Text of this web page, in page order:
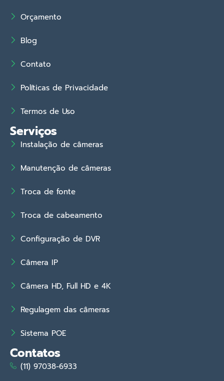
Orçamento
Blog
Contato
Políticas de Privacidade
Termos de Uso
Serviços
Instalação de câmeras
Manutenção de câmeras
Troca de fonte
Troca de cabeamento
Configuração de DVR
Câmera IP
Câmera HD, Full HD e 4K
Regulagem das câmeras
Sistema POE
Contatos
(11) 97038-6933